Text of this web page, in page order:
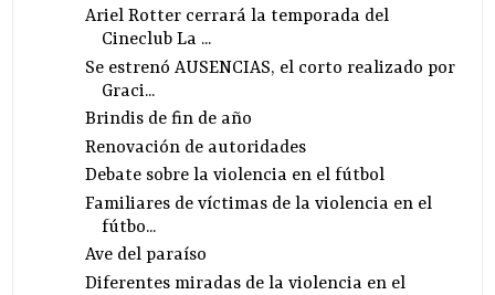
Ariel Rotter cerrará la temporada del
Cineclub La ...
Se estrenó AUSENCIAS, el corto realizado por
Graci...
Brindis de fin de año
Renovación de autoridades
Debate sobre la violencia en el fútbol
Familiares de víctimas de la violencia en el
fútbo...
Ave del paraíso
Diferentes miradas de la violencia en el